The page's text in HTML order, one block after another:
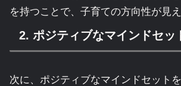
を持つことで、子育ての方向性が見え
2. ポジティブなマインドセッ
次に、ポジティブなマインドセット